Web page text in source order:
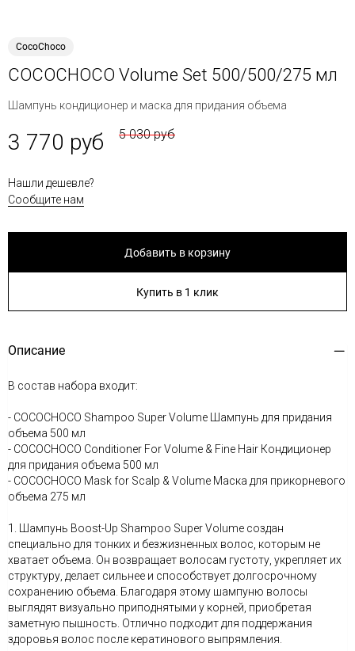
CocoChoco
COCOCHOCO Volume Set 500/500/275 мл
Шампунь кондиционер и маска для придания объема
3 770 руб 5 030 руб
Нашли дешевле?
Сообщите нам
Добавить в корзину
Купить в 1 клик
Описание
В состав набора входит:
- COCOCHOCO Shampoo Super Volume Шампунь для придания
объема 500 мл
- COCOCHOCO Conditioner For Volume & Fine Hair Кондиционер
для придания объема 500 мл
- COCOCHOCO Mask for Scalp & Volume Маска для прикорневого
объема 275 мл
1. Шампунь Boost-Up Shampoo Super Volume создан
специально для тонких и безжизненных волос, которым не
хватает объема. Он возвращает волосам густоту, укрепляет их
структуру, делает сильнее и способствует долгосрочному
сохранению объема. Благодаря этому шампуню волосы
выглядят визуально приподнятыми у корней, приобретая
заметную пышность. Отлично подходит для поддержания
здоровья волос после кератинового выпрямления.